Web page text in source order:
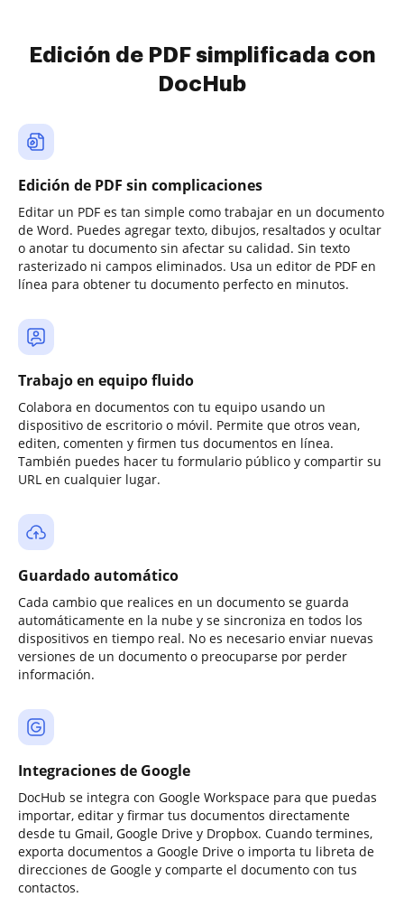
Edición de PDF simplificada con
DocHub
Edición de PDF sin complicaciones
Editar un PDF es tan simple como trabajar en un documento
de Word. Puedes agregar texto, dibujos, resaltados y ocultar
o anotar tu documento sin afectar su calidad. Sin texto
rasterizado ni campos eliminados. Usa un editor de PDF en
línea para obtener tu documento perfecto en minutos.
Trabajo en equipo fluido
Colabora en documentos con tu equipo usando un
dispositivo de escritorio o móvil. Permite que otros vean,
editen, comenten y firmen tus documentos en línea.
También puedes hacer tu formulario público y compartir su
URL en cualquier lugar.
Guardado automático
Cada cambio que realices en un documento se guarda
automáticamente en la nube y se sincroniza en todos los
dispositivos en tiempo real. No es necesario enviar nuevas
versiones de un documento o preocuparse por perder
información.
Integraciones de Google
DocHub se integra con Google Workspace para que puedas
importar, editar y firmar tus documentos directamente
desde tu Gmail, Google Drive y Dropbox. Cuando termines,
exporta documentos a Google Drive o importa tu libreta de
direcciones de Google y comparte el documento con tus
contactos.